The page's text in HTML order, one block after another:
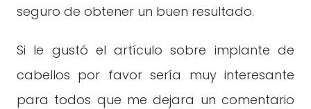
seguro de obtener un buen resultado.
Si le gustó el artículo sobre implante de
cabellos por favor sería muy interesante
para todos que me dejara un comentario